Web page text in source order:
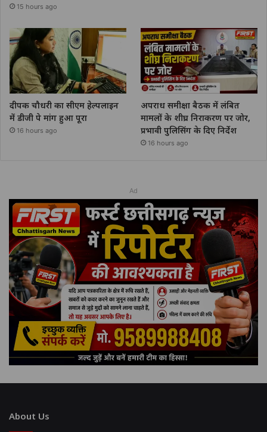
15 hours ago
दीपक चौधरी का सीएम हेल्पलाइन
में डीजी पे मांग हुआ पूरा
16 hours ago
अपराध समीक्षा बैठक में लंबित
मामलों के शीघ्र निराकरण पर जोर,
प्रभावी पुलिसिंग के दिए निर्देश
16 hours ago
Ad
About Us